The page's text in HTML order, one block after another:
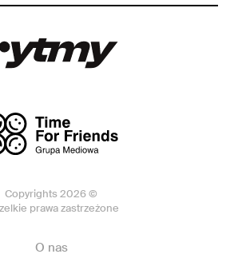
Copyrights 2026 ©
prawa zastrzeżone
O nas